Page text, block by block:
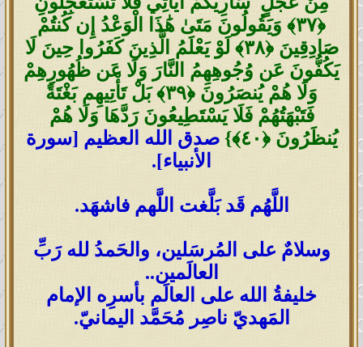
‎﴿٣٧﴾‏ وَيَقُولُونَ مَتَىٰ هَٰذَا الْوَعْدُ إِن كُنتُمْ
صَادِقِينَ ‎﴿٣٨﴾‏ لَوْ يَعْلَمُ الَّذِينَ كَفَرُوا حِينَ لَا
يَكُفُّونَ عَن وُجُوهِهِمُ النَّارَ وَلَا عَن ظُهُورِهِمْ
وَلَا هُمْ يُنصَرُونَ ‎﴿٣٩﴾‏ بَلْ تَأْتِيهِم بَغْتَةً
فَتَبْهَتُهُمْ فَلَا يَسْتَطِيعُونَ رَدَّهَا وَلَا هُمْ
يُنظَرُونَ ‎﴿٤٠﴾}
صدق الله العظيم [سورة
الأنبياء].
اللَّهُم قَد بَلَّغت اللَّهم فاشهَد.
وسلامٌ على المُرسَلين، والحَمدُ لله رَبِّ
العالَمين..
خليفةُ الله على العالَم بأسرِه الإمام
المَهديّ ناصِر مُحَمَّد اليمانيّ.